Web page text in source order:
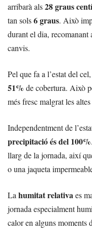
arribarà als28 graus
tan sols6 graus. Això
durant el dia, recomanant
canvis.
Pel que fa a l’estat del
51% de cobertura. Això
més fresc malgrat les
Independentment de
precipitació és del 100%
llarg de la jornada, així
o una jaqueta
Lahumitat relativaes
jornada especialment
calor en alguns moments